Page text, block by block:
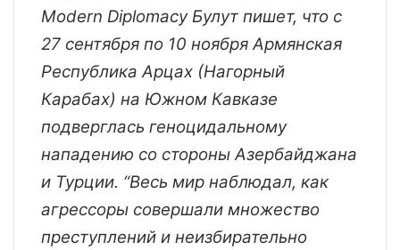
Modern Diplomacy Булут пишет, что с
27 сентября по 10 ноября Армянская
Республика Арцах (Нагорный
Карабах) на Южном Кавказе
подверглась геноцидальному
нападению со стороны Азербайджана
и Турции. “Весь мир наблюдал, как
агрессоры совершали множество
преступлений и неизбирательно